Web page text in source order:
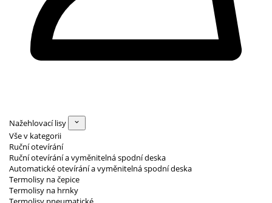
Nažehlovací lisy
Vše v kategorii
Ruční otevírání
Ruční otevírání a vyměnitelná spodní deska
Automatické otevírání a vyměnitelná spodní deska
Termolisy na čepice
Termolisy na hrnky